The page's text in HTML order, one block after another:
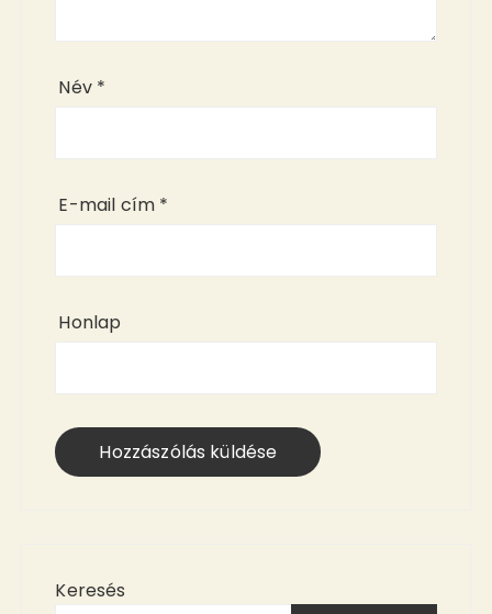
Név *
E-mail cím *
Honlap
Keresés